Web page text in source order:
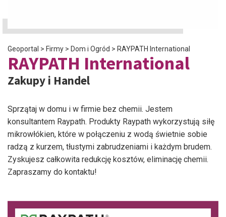
Geoportal > Firmy > Dom i Ogród > RAYPATH International
RAYPATH International
Zakupy i Handel
Sprzątaj w domu i w firmie bez chemii. Jestem
konsultantem Raypath. Produkty Raypath wykorzystują siłę
mikrowłókien, które w połączeniu z wodą świetnie sobie
radzą z kurzem, tłustymi zabrudzeniami i każdym brudem.
Zyskujesz całkowita redukcję kosztów, eliminację chemii.
Zapraszamy do kontaktu!